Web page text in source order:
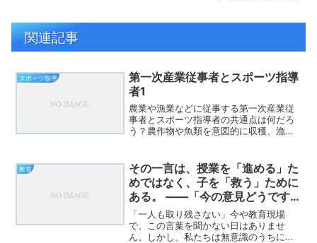
関連記事
スポーツ指導
第一次産業従事者とスポーツ指導
者1
農業や漁業などに従事する第一次産業従
事者とスポーツ指導者の共通点は何だろ
う？農作物や魚類を意図的に収穫、漁獲
導において、意図的に携わったとして
も、思うようには人間は育た...
教育
その一言は、授業を「進める」た
めではなく、子を「救う」ために
ある。 ――「今の意見どうです
か？」の正体
「一人も取り残さない」今や教育現場
で、この言葉を聞かない日はありませ
ん。しかし、私たちは無意識のうちに、